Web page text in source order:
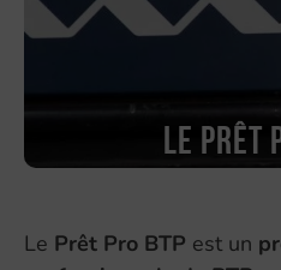
Le Prêt
Le Prêt Pro BTP est un